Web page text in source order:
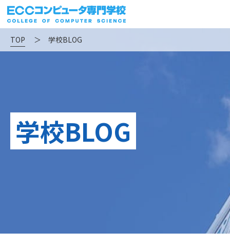
TOP ＞ 学校BLOG
学校BLOG